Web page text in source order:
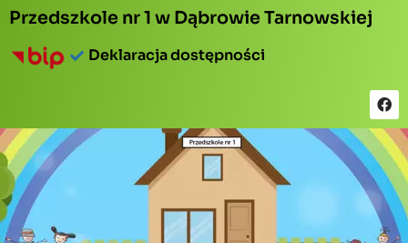
Przedszkole nr 1 w Dąbrowie Tarnowskiej
Deklaracja dostępności